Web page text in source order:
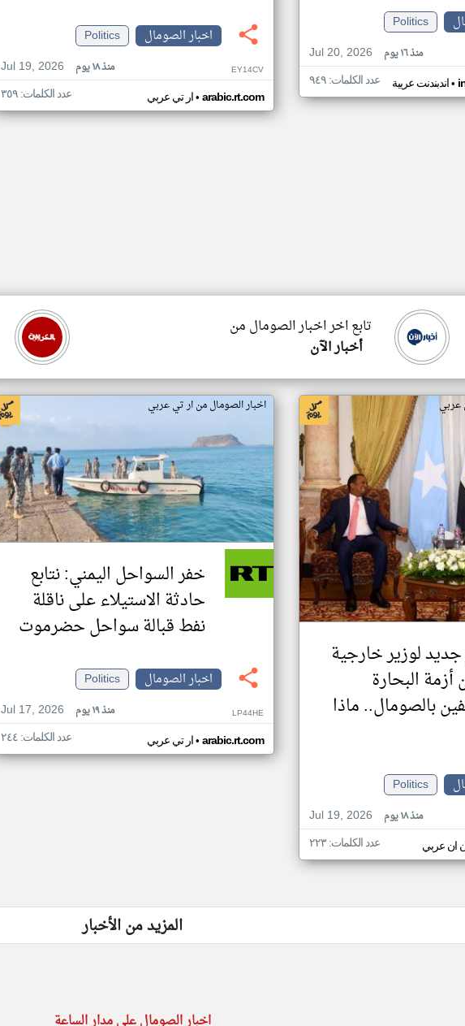
Politics
Jul 20, 2026
منذ ١٦ يوم
اندبندنت عربية• عدد الكلمات: ٩٤٩
اخبار الصومال
Politics
Jul 19, 2026
منذ ١٨ يوم EY14CV
ار تي عربي• arabic.rt.com عدد الكلمات: ٣٥٩
تابع اخر اخبار الصومال من
أخبار الآن
عربي
لوزير خارجية
البحارة
بالصومال.. ماذا
Politics
Jul 19, 2026
منذ ١٨ يوم
ان عربي عدد الكلمات: ٢٢٣
اخبار الصومال من ار تي عربي
خفر السواحل اليمني: نتابع
حادثة الاستيلاء على ناقلة
نفط قبالة سواحل حضرموت
اخبار الصومال
Politics
Jul 17, 2026
منذ ١٩ يوم LP44HE
ار تي عربي• arabic.rt.com عدد الكلمات: ٢٤٤
المزيد من الأخبار